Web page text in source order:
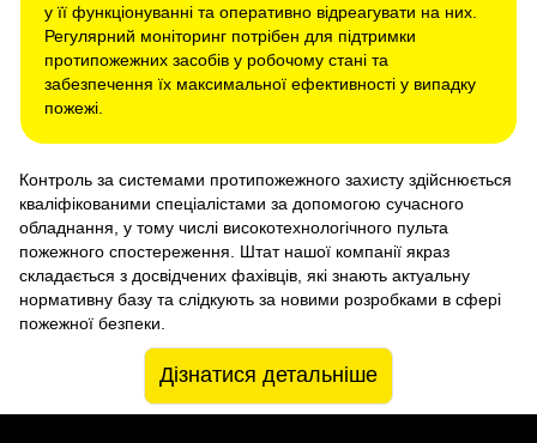
у її функціонуванні та оперативно відреагувати на них.
Регулярний моніторинг потрібен для підтримки
протипожежних засобів у робочому стані та
забезпечення їх максимальної ефективності у випадку
пожежі.
Контроль за системами протипожежного захисту здійснюється
кваліфікованими спеціалістами за допомогою сучасного
обладнання, у тому числі високотехнологічного пульта
пожежного спостереження. Штат нашої компанії якраз
складається з досвідчених фахівців, які знають актуальну
нормативну базу та слідкують за новими розробками в сфері
пожежної безпеки.
Дізнатися детальніше